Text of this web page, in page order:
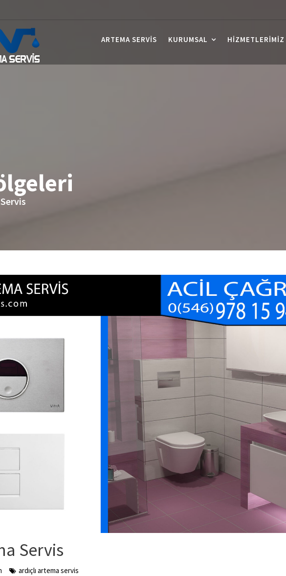
ARTEMA SERVIS KURUMSAL HIZMETLERIMIZ
Servis
ardıçlı artema servis